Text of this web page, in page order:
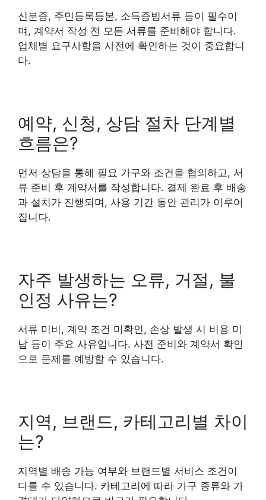
신분증, 주민등록등본, 소득증빙서류 등이 필수이
며, 계약서 작성 전 모든 서류를 준비해야 합니다.
업체별 요구사항을 사전에 확인하는 것이 중요합니
다.
예약, 신청, 상담 절차 단계별
흐름은?
먼저 상담을 통해 필요 가구와 조건을 협의하고, 서
류 준비 후 계약서를 작성합니다. 결제 완료 후 배송
과 설치가 진행되며, 사용 기간 동안 관리가 이루어
집니다.
자주 발생하는 오류, 거절, 불
인정 사유는?
서류 미비, 계약 조건 미확인, 손상 발생 시 비용 미
납 등이 주요 사유입니다. 사전 준비와 계약서 확인
으로 문제를 예방할 수 있습니다.
지역, 브랜드, 카테고리별 차이
는?
지역별 배송 가능 여부와 브랜드별 서비스 조건이
다를 수 있습니다. 카테고리에 따라 가구 종류와 가